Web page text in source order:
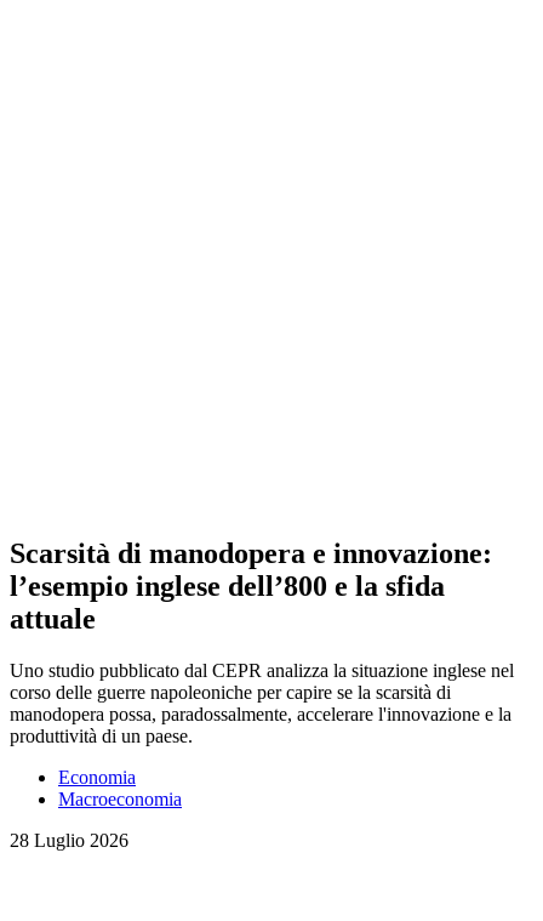
Scarsità di manodopera e innovazione:
l’esempio inglese dell’800 e la sfida
attuale
Uno studio pubblicato dal CEPR analizza la situazione inglese nel
corso delle guerre napoleoniche per capire se la scarsità di
manodopera possa, paradossalmente, accelerare l'innovazione e la
produttività di un paese.
Economia
Macroeconomia
28 Luglio 2026